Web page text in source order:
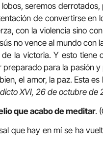
seremos
de convertirse en
con la violencia sino
no vence al mundo con
la victoria. Y esto tiene
preparado para la pasión
el amor, la paz. Esta
XVI, 26 de octubre de
que acabo de meditar.
que hay en mí se ha